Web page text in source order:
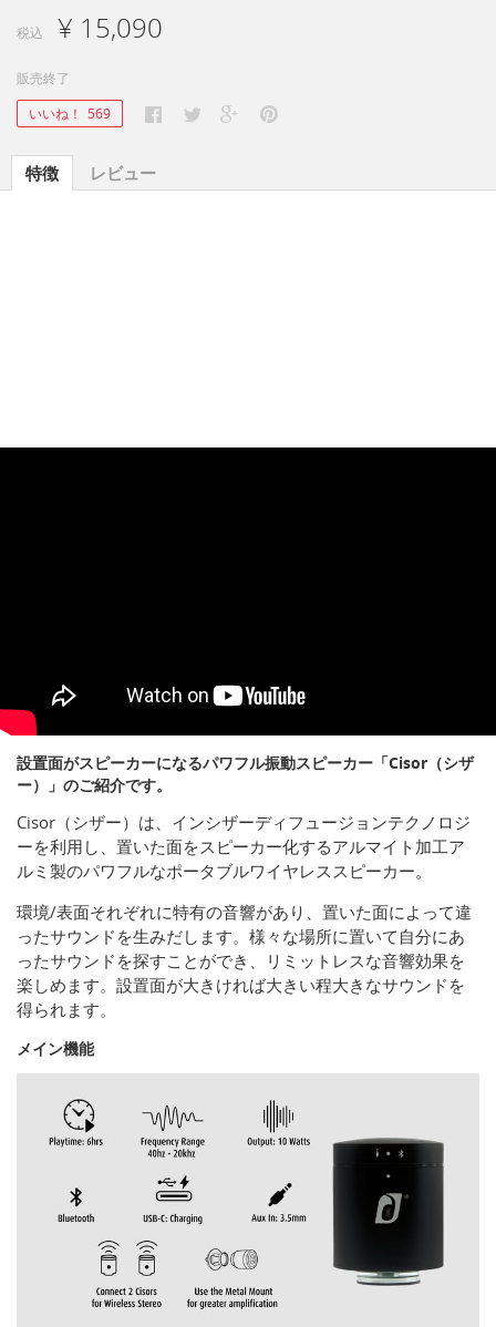
税込 ¥ 15,090
販売終了
いいね！ 569
特徴 レビュー
設置面がスピーカーになるパワフル振動スピーカー「Cisor（シザ
ー）」のご紹介です。
Cisor（シザー）は、インシザーディフュージョンテクノロジ
ーを利用し、置いた面をスピーカー化するアルマイト加工ア
ルミ製のパワフルなポータブルワイヤレススピーカー。
環境/表面それぞれに特有の音響があり、置いた面によって違
ったサウンドを生みだします。様々な場所に置いて自分にあ
ったサウンドを探すことができ、リミットレスな音響効果を
楽しめます。設置面が大きければ大きい程大きなサウンドを
得られます。
メイン機能